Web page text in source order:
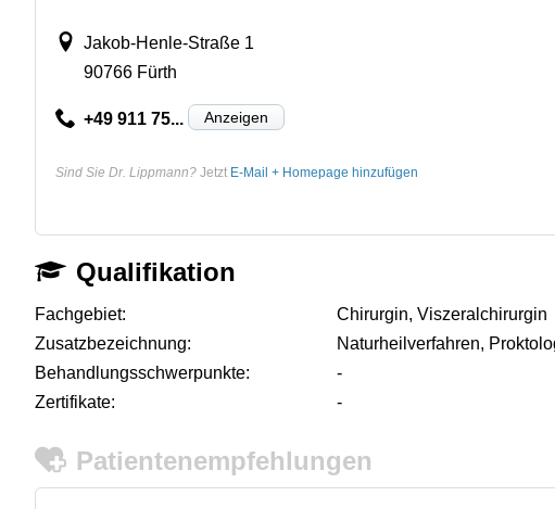
Jakob-Henle-Straße 1
90766 Fürth
+49 911 75... Anzeigen
Sind Sie Dr. Lippmann? Jetzt E-Mail + Homepage hinzufügen
Qualifikation
Fachgebiet:
Chirurgin, Viszeralchirurgin
Zusatzbezeichnung:
Naturheilverfahren,
Behandlungsschwerpunkte:
-
Zertifikate:
-
Patientenempfehlungen